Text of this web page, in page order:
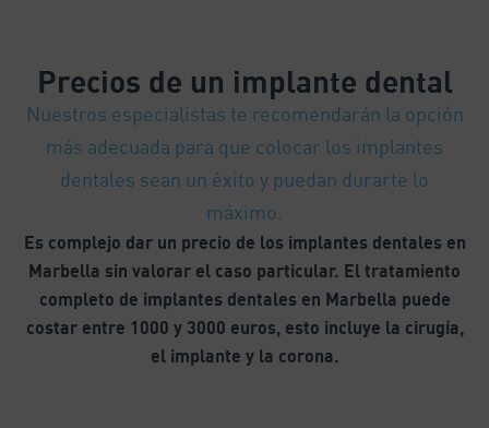
Precios de un implante dental
Nuestros especialistas te recomendarán la opción
más adecuada para que colocar los implantes
dentales sean un éxito y puedan durarte lo
máximo.
Es complejo dar un precio de los implantes dentales en
Marbella sin valorar el caso particular. El tratamiento
completo de implantes dentales en Marbella puede
costar entre 1000 y 3000 euros, esto incluye la cirugía,
el implante y la corona.